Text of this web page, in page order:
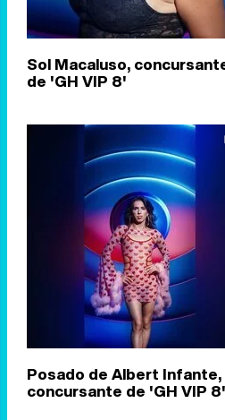
Sol Macaluso,
de 'GH VIP 8'
Posado de Albert Infante,
concursante de 'GH VIP 8'